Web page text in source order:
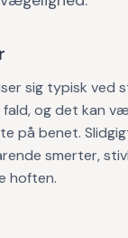
sig typisk ved
og det kan
på benet.
smerter,
hoften.